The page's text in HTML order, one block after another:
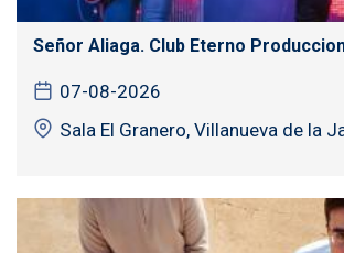
Señor Aliaga. Club Eterno
07-08-2026
Sala El Granero, Villanueva de la